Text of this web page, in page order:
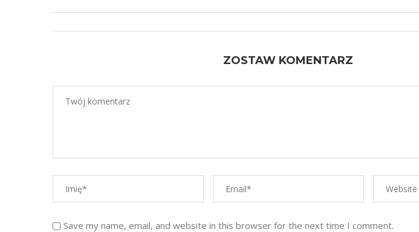
ZOSTAW KOMENTARZ
Save my name, email, and website in this browser for the next time I comment.